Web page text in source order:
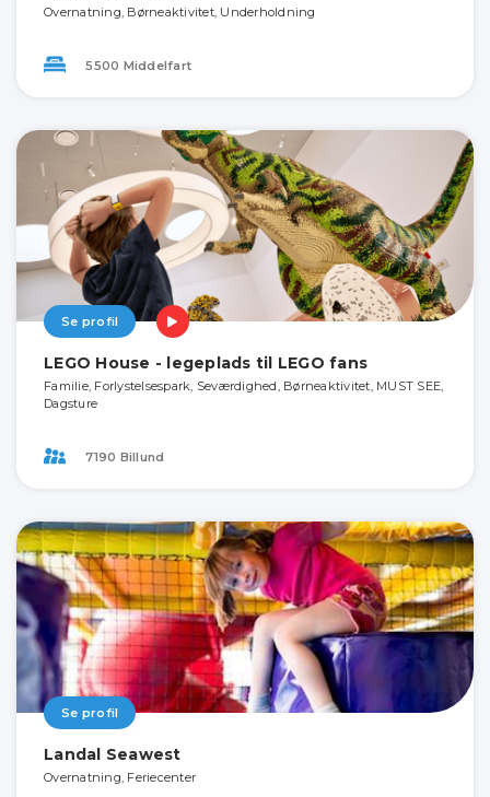
Overnatning, Børneaktivitet, Underholdning
5500 Middelfart
Se profil
LEGO House - legeplads til LEGO fans
Familie, Forlystelsespark, Seværdighed, Børneaktivitet, MUST SEE,
Dagsture
7190 Billund
Se profil
Landal Seawest
Overnatning, Feriecenter